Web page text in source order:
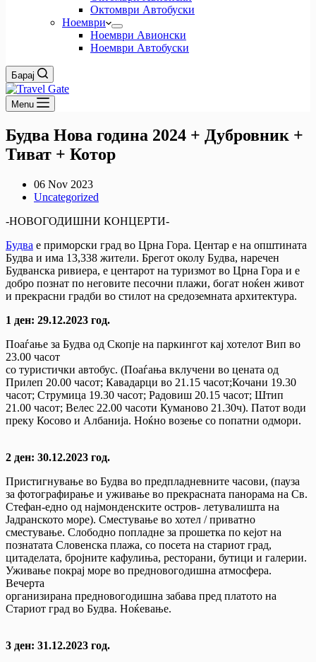
Октомври Автобуски
Ноември
Ноември Авионски
Ноември Автобуски
Барај
Menu
Будва Нова година 2024 + Дубровник +
Тиват + Котор
06 Nov 2023
Uncategorized
-НОВОГОДИШНИ КОНЦЕРТИ-
Будва е приморски град во Црна Гора. Центар е на општината
Будва и има 13,338 жители. Брегот околу Будва, наречен
Будванска ривиера, е центарот на туризмот во Црна Гора и е
добро познат по неговите песочни плажи, богат ноќен живот
и прекрасни градби во стилот на средоземната архитектура.
1 ден: 29.12.2023 год.
Поаѓање за Будва од Скопје на паркингот кај хотелот Вип во
23.00 часот
со туристички автобус. (Поаѓања вклучени во цената од
Прилеп 20.00 часот; Кавадарци во 21.15 часот;Кочани 19.30
часот; Струмица 19.30 часот; Радовиш 20.15 часот; Штип
21.00 часот; Велес 22.00 часоти Куманово 21.30ч). Патот води
преку Косово и Албанија. Ноќно возење со попатни одмори.
2 ден: 30.12.2023 год.
Пристигнување во Будва во предпладневните часови, (пауза
за фотографирање и уживање во прекрасната панорама на Св.
Стефан-едно од најмонденските остров- летувалишта на
Јадранското море). Сместување во хотел / приватно
сместување. Слободно попладне за прошетка по кејот на
познатата Словенска плажа, со посета на стариот град,
цитаделата, бројните кафулиња, ресторани, бутици и галерии.
Уживање покрај море во предновогодишна атмосфера.
Вечерта
организирана предновогодишна забава пред платото на
Стариот град во Будва. Ноќевање.
3 ден: 31.12.2023 год.